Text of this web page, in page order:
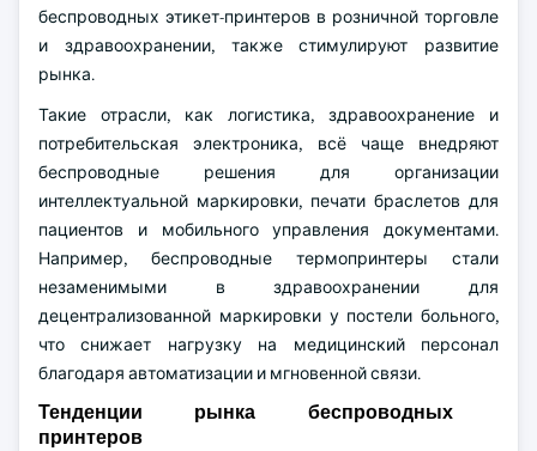
беспроводных этикет-принтеров в розничной торговле
и здравоохранении, также стимулируют развитие
рынка.
Такие отрасли, как логистика, здравоохранение и
потребительская электроника, всё чаще внедряют
беспроводные решения для организации
интеллектуальной маркировки, печати браслетов для
пациентов и мобильного управления документами.
Например, беспроводные термопринтеры стали
незаменимыми в здравоохранении для
децентрализованной маркировки у постели больного,
что снижает нагрузку на медицинский персонал
благодаря автоматизации и мгновенной связи.
Тенденции рынка беспроводных
принтеров